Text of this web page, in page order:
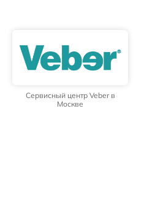
Сервисный центр Veber в
Москве